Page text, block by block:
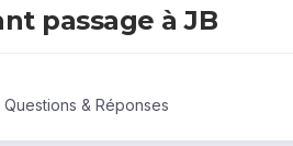
passage à JB
& Réponses